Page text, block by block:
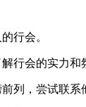
行会。
行会的实力和
列，尝试联系